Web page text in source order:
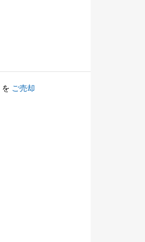
を ご売却